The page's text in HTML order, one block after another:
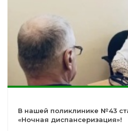
В нашей поликлинике №43
«Ночная диспансеризация»!